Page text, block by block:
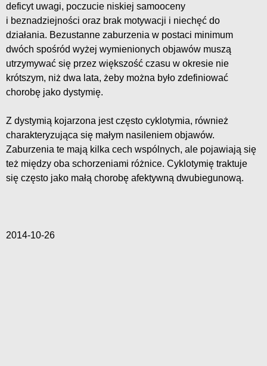
deficyt uwagi, poczucie niskiej samooceny
i beznadziejności oraz brak motywacji i niechęć do
działania. Bezustanne zaburzenia w postaci minimum
dwóch spośród wyżej wymienionych objawów muszą
utrzymywać się przez większość czasu w okresie nie
krótszym, niż dwa lata, żeby można było zdefiniować
chorobę jako dystymię.
Z dystymią kojarzona jest często cyklotymia, również
charakteryzująca się małym nasileniem objawów.
Zaburzenia te mają kilka cech wspólnych, ale pojawiają się
też między oba schorzeniami różnice. Cyklotymię traktuje
się często jako małą chorobę afektywną dwubiegunową.
2014-10-26